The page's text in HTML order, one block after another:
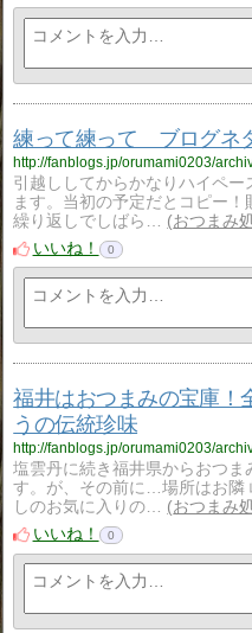
練って練って ブログネ
http://fanblogs.jp/orumami0203/
引越ししてからかなりハイペー
ます。当初の予定だとコピー！
繰り返しでしばら…
おつまみ
いいね！
0
福井はおつまみの宝庫
うの伝統珍味
http://fanblogs.jp/orumami0203/
塩雲丹に続き福井県からおつま
す。が、その前に…場所はお隣
しのお気に入りの…
おつまみ
いいね！
0